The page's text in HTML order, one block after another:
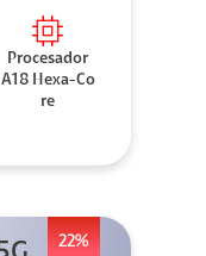
Procesador
A18 Hexa-Co
re
22%